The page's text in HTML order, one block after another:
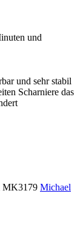
und
und sehr stabil
Scharniere das
Michael